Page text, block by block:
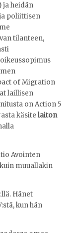
ja heidän
poliittisen
tilanteen,
of Migration
laillisen
on Action 5
käsite laiton
Avointen
muuallakin
Hänet
kun hän